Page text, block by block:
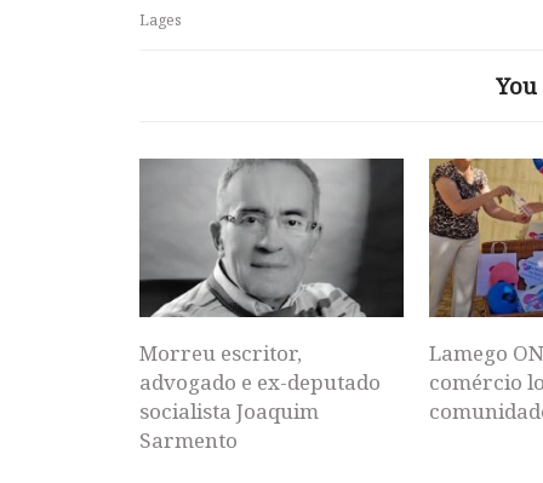
Lages
Morreu escritor,
advogado e ex-deputado
socialista Joaquim
Sarmento
Lamego
comércio